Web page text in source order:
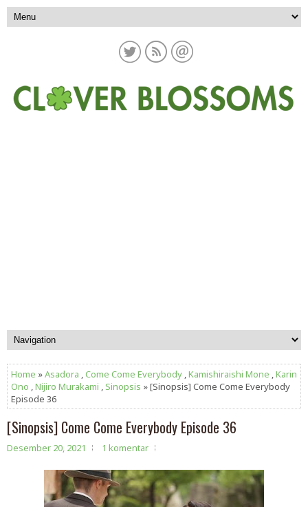
Home »Asadora ,Come Come Everybody ,Kamishiraishi Mone ,Karin
Ono ,Nijiro Murakami , Sinopsis » [Sinopsis] Come Come Everybody
Episode 36
[Sinopsis] Come Come Everybody Episode 36
Desember 20, 2021 1 komentar